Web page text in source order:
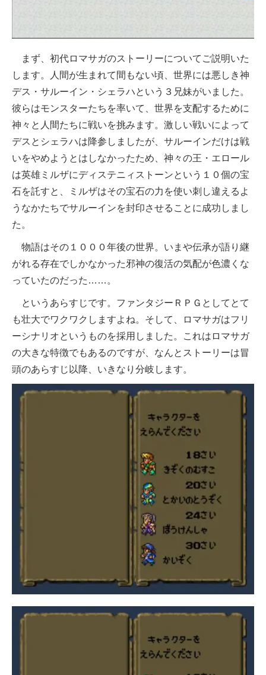
まず、初代ロマサガのストーリーについてご説明いた
します。人間が生まれて間もない頃、世界には悪しき神
デス・サルーイン・シェラハという３兄妹がいました。
彼らはモンスターたちを率いて、世界を支配するために
神々と人間たちに戦いを挑みます。激しい戦いによって
デスとシェラハは降参しましたが、サルーインだけは戦
いをやめようとはしなかったため、神々の王・エロール
は英雄ミルザにディステニィストーンという１０個の宝
石を託すと、ミルザはその宝石の力を使い刺し違えるよ
うなかたちでサルーインを封印させることに成功しまし
た。
物語はその１０００年後の世界。いまや伝承が語り継
がれる存在でしかなかった邪神の復活の気配が色濃くな
っていたのだった……。
というあらすじです。ファンタジーＲＰＧとしてとて
も壮大でワクワクしますよね。そして、ロマサガはフリ
ーシナリオというものを採用しました。これはロマサガ
の大きな特徴でもあるのですが、なんとストーリーは冒
頭のあらすじ以降、いきなり分岐します。